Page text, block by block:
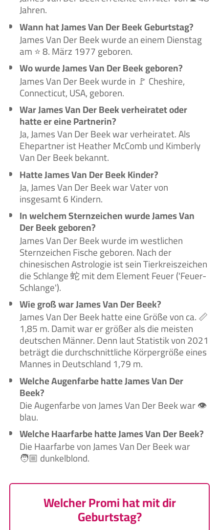
Jahren.
Wann hat James Van Der Beek Geburtstag?
James Van Der Beek wurde an einem Dienstag
am ⭐ 8. März 1977 geboren.
Wo wurde James Van Der Beek geboren?
James Van Der Beek wurde in 🚩 Cheshire,
Connecticut, USA, geboren.
War James Van Der Beek verheiratet oder
hatte er eine Partnerin?
Ja, James Van Der Beek war verheiratet. Als
Ehepartner ist Heather McComb und Kimberly
Van Der Beek bekannt.
Hatte James Van Der Beek Kinder?
Ja, James Van Der Beek war Vater von
insgesamt 6 Kindern.
In welchem Sternzeichen wurde James Van
Der Beek geboren?
James Van Der Beek wurde im westlichen
Sternzeichen Fische geboren. Nach der
chinesischen Astrologie ist sein Tierkreiszeichen
die Schlange 蛇 mit dem Element Feuer ('Feuer-
Schlange').
Wie groß war James Van Der Beek?
James Van Der Beek hatte eine Größe von ca. 📏
1,85 m. Damit war er größer als die meisten
deutschen Männer. Denn laut Statistik von 2021
beträgt die durchschnittliche Körpergröße eines
Mannes in Deutschland 1,79 m.
Welche Augenfarbe hatte James Van Der
Beek?
Die Augenfarbe von James Van Der Beek war 👁️
blau.
Welche Haarfarbe hatte James Van Der Beek?
Die Haarfarbe von James Van Der Beek war
🧑🏼‍ dunkelblond.
Welcher Promi hat mit dir
Geburtstag?